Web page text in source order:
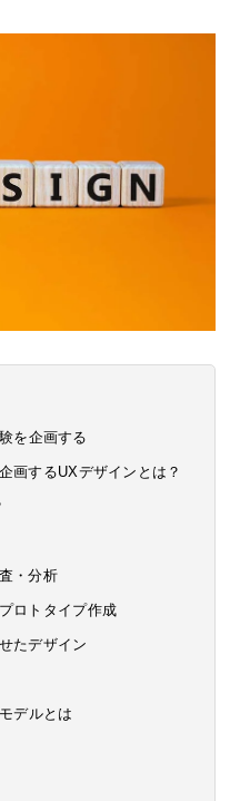
を企画する
画するUXデザインとは？
・分析
ロトタイプ作成
たデザイン
デルとは